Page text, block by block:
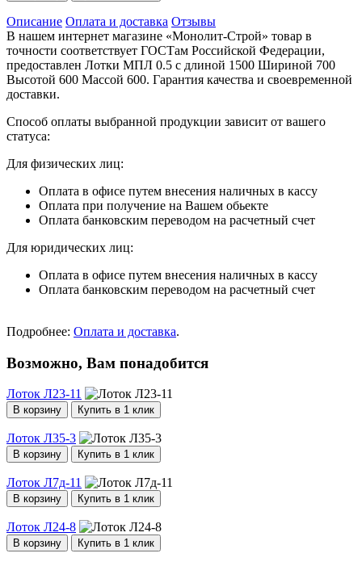
Описание Оплата и доставка Отзывы
В нашем интернет магазине «Монолит-Строй» товар в
точности соответствует ГОСТам Российской Федерации,
предоставлен Лотки МПЛ 0.5 с длиной 1500 Шириной 700
Высотой 600 Массой 600. Гарантия качества и своевременной
доставки.
Способ оплаты выбранной продукции зависит от вашего
статуса:
Для физических лиц:
Оплата в офисе путем внесения наличных в кассу
Оплата при получение на Вашем обьекте
Оплата банковским переводом на расчетный счет
Для юридических лиц:
Оплата в офисе путем внесения наличных в кассу
Оплата банковским переводом на расчетный счет
Подробнее: Оплата и доставка.
Возможно, Вам понадобится
Лоток Л23-11
В корзину Купить в 1 клик
Лоток Л35-3
В корзину Купить в 1 клик
Лоток Л7д-11
В корзину Купить в 1 клик
Лоток Л24-8
В корзину Купить в 1 клик